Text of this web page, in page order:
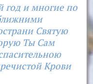
год и многие по
Святую
Ты Сам
Крови